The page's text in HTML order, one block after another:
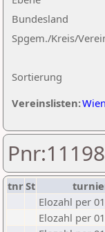
Sortierung
Bundesland
Spgem./Kreis/
Vereinslisten:Wien
tnrSt
Elozahl per
Elozahl per